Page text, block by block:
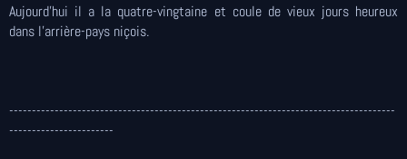
Aujourd'hui il a la quatre-vingtaine et coule de vieux jours heureux
dans l'arrière-pays niçois.
-------------------------------------------------------------------------------------
-----------------------